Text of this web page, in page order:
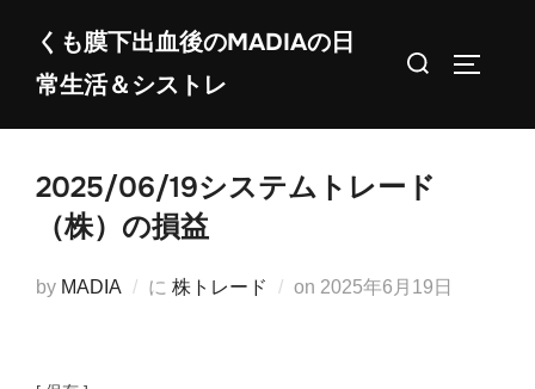
くも膜下出血後のMADIAの日
常生活＆シストレ
検
2025/06/19システムトレード
（株）の損益
by MADIA に 株トレード on 投
2025年6月19日